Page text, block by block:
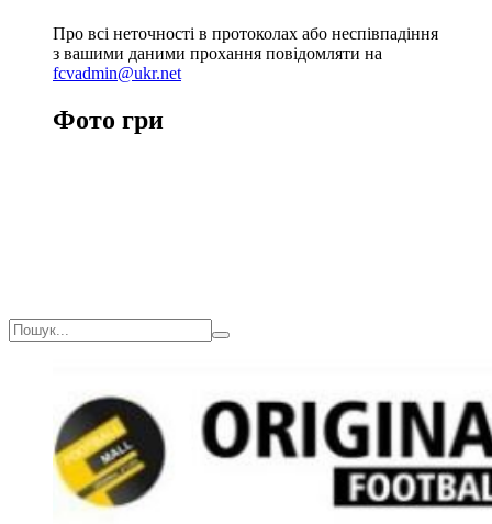
Про всі неточності в протоколах або неспівпадіння
з вашими даними прохання повідомляти на
fcvadmin@ukr.net
Фото гри